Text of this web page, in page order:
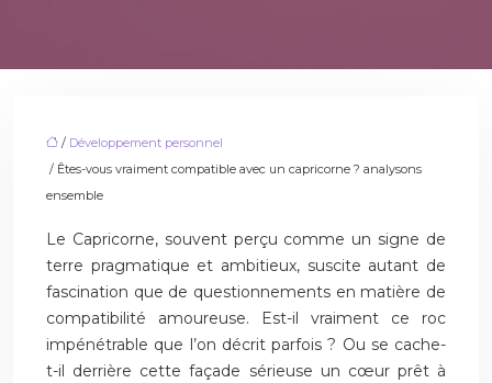
/ Développement personnel
/ Êtes-vous vraiment compatible avec un capricorne ? analysons
ensemble
Le Capricorne, souvent perçu comme un signe de
terre pragmatique et ambitieux, suscite autant de
fascination que de questionnements en matière de
compatibilité amoureuse. Est-il vraiment ce roc
impénétrable que l’on décrit parfois ? Ou se cache-
t-il derrière cette façade sérieuse un cœur prêt à